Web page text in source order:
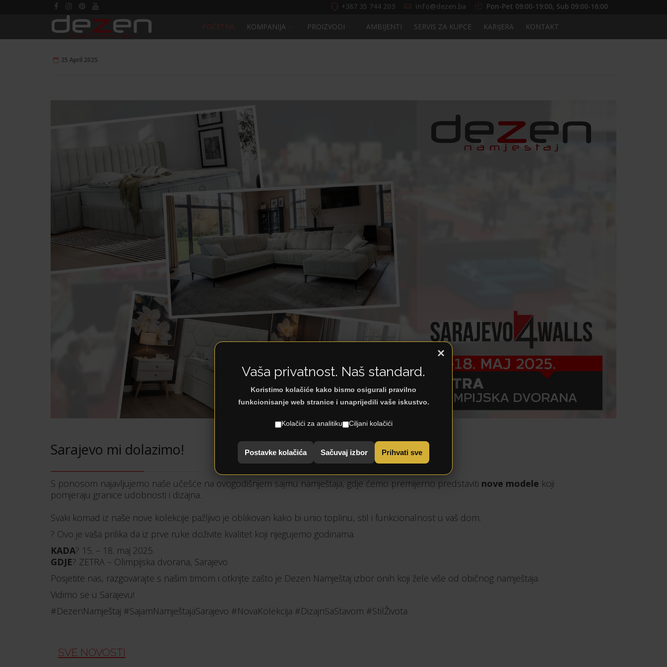
POČETNA KOMPANIJA PROIZVODI AMBIJENTI SERVIS ZA KUPCE KARIJERA KONTAKT
+387 35 744 203 info@dezen.ba Pon-Pet 09:00-19:00, Sub 09:00-16:00
25 April 2025
Sarajevo mi dolazimo!
S ponosom najavljujemo naše učešće na ovogodišnjem sajmu namještaja, gdje ćemo premijerno predstaviti nove modele koji
pomjeraju granice udobnosti i dizajna.
Svaki komad iz naše nove kolekcije pažljivo je oblikovan kako bi unio toplinu, stil i funkcionalnost u vaš dom.
? Ovo je vaša prilika da iz prve ruke doživite kvalitet koji njegujemo godinama.
KADA? 15. – 18. maj 2025.
GDJE? ZETRA – Olimpijska dvorana, Sarajevo
Posjetite nas, razgovarajte s našim timom i otkrijte zašto je Dezen Namještaj izbor onih koji žele više od običnog namještaja.
Vidimo se u Sarajevu!
#DezenNamještaj #SajamNamještajaSarajevo #NovaKolekcija #DizajnSaStavom #StilŽivota
SVE NOVOSTI
×
Vaša privatnost. Naš standard.
Koristimo kolačiće kako bismo osigurali pravilno
funkcionisanje web stranice i unaprijedili vaše iskustvo.
Kolačići za analitiku Ciljani kolačići
Postavke kolačića Sačuvaj izbor Prihvati sve